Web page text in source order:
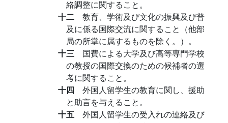
絡調整に関すること。
十二 教育、学術及び文化の振興及び普
及に係る国際交流に関すること（他部
局の所掌に属するものを除く。）。
十三 国費による大学及び高等専門学校
の教授の国際交換のための候補者の選
考に関すること。
十四 外国人留学生の教育に関し、援助
と助言を与えること。
十五 外国人留学生の受入れの連絡及び